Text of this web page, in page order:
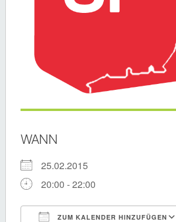
WANN
25.02.2015
20:00 - 22:00
ZUM KALENDER HINZUFÜGEN